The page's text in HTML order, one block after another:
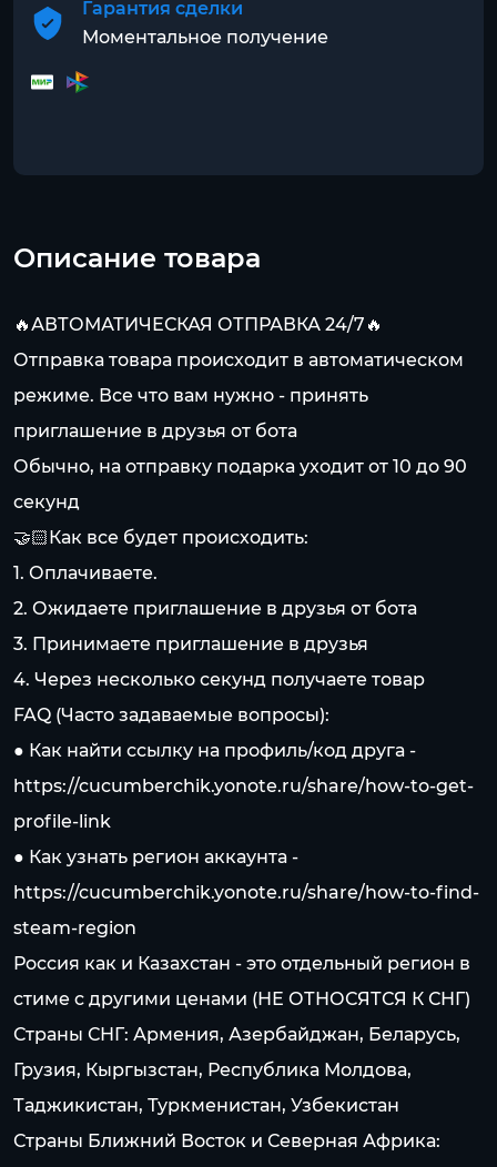
Гарантия сделки
Моментальное получение
Описание товара
🔥АВТОМАТИЧЕСКАЯ ОТПРАВКА 24/7🔥
Отправка товара происходит в автоматическом
режиме. Все что вам нужно - принять
приглашение в друзья от бота
Обычно, на отправку подарка уходит от 10 до 90
секунд
🤝🏻Как все будет происходить:
1. Оплачиваете.
2. Ожидаете приглашение в друзья от бота
3. Принимаете приглашение в друзья
4. Через несколько секунд получаете товар
FAQ (Часто задаваемые вопросы):
● Как найти ссылку на профиль/код друга -
https://cucumberchik.yonote.ru/share/how-to-get-
profile-link
● Как узнать регион аккаунта -
https://cucumberchik.yonote.ru/share/how-to-find-
steam-region
Россия как и Казахстан - это отдельный регион в
стиме c другими ценами (НЕ ОТНОСЯТСЯ К СНГ)
Страны СНГ: Армения, Азербайджан, Беларусь,
Грузия, Кыргызстан, Республика Молдова,
Таджикистан, Туркменистан, Узбекистан
Страны Ближний Восток и Северная Африка: